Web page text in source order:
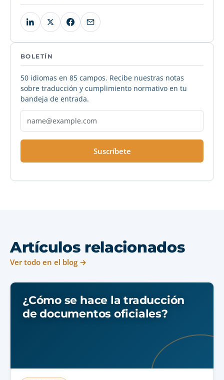
BOLETÍN
50 idiomas en 85 campos. Recibe nuestras notas
sobre traducción y cumplimiento normativo en tu
bandeja de entrada.
Suscríbete
Artículos relacionados
Ver todo en el blog →
¿Cómo se hace la traducción
de documentos oficiales?